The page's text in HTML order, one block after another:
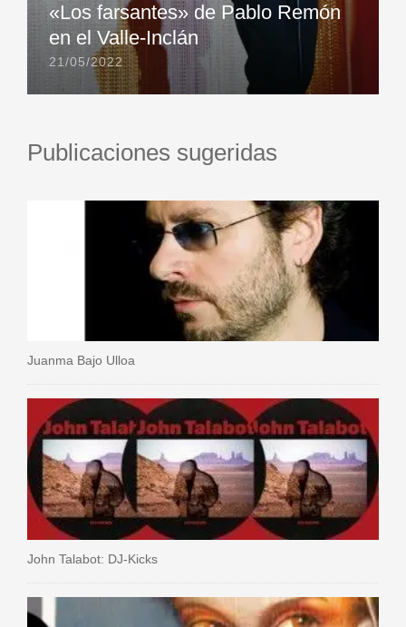
«Los farsantes» de Pablo Remón
en el Valle-Inclán
21/05/2022
Publicaciones sugeridas
Juanma Bajo Ulloa
John Talabot: DJ-Kicks